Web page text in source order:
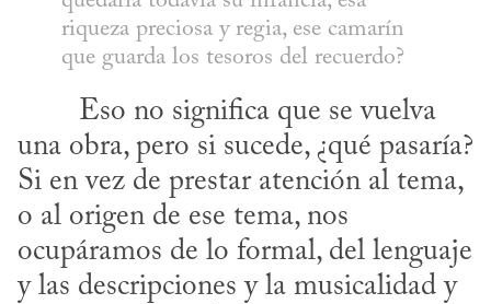
riqueza preciosa y regia, ese camarín
que guarda los tesoros del recuerdo?
una obra, pero si sucede, ¿qué pasaría?
Si en vez de prestar atención al tema,
o al origen de ese tema, nos
ocupáramos de lo formal, del lenguaje
y las descripciones y la musicalidad y